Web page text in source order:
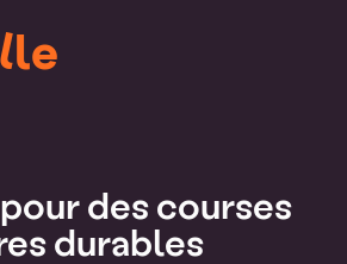
des courses
durables